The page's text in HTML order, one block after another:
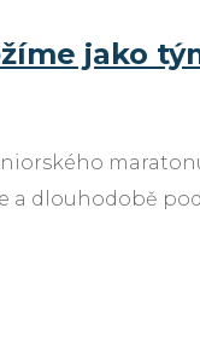
jako
a dlouhodobě